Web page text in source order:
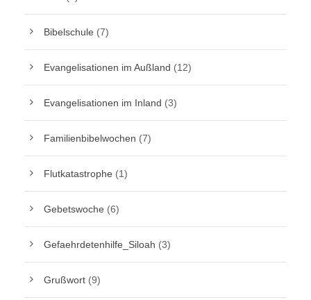
Bibelschule (7)
Evangelisationen im Außland (12)
Evangelisationen im Inland (3)
Familienbibelwochen (7)
Flutkatastrophe (1)
Gebetswoche (6)
Gefaehrdetenhilfe_Siloah (3)
Grußwort (9)